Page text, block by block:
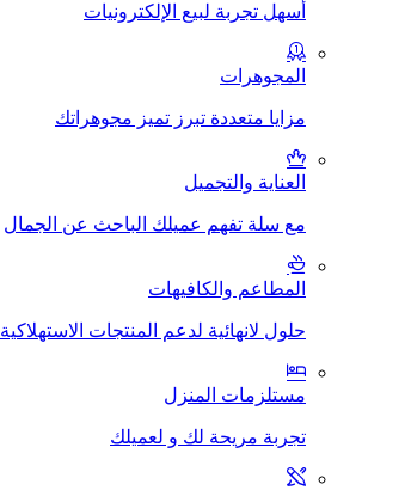
أسهل تجربة لبيع الإلكترونيات
المجوهرات
مزايا متعددة تبرز تميز مجوهراتك
العناية والتجميل
مع سلة تفهم عميلك الباحث عن الجمال
المطاعم والكافيهات
حلول لانهائية لدعم المنتجات الاستهلاكية
مستلزمات المنزل
تجربة مريحة لك و لعميلك